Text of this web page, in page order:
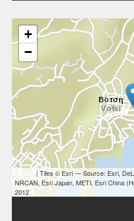
+
−
Leaflet| Tiles © Esri — Source: Esri,
NRCAN, Esri Japan, METI, Esri China
2012